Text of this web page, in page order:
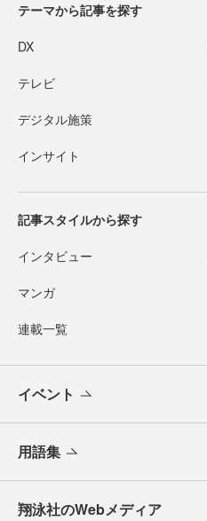
テーマから記事を探す
DX
テレビ
デジタル施策
インサイト
記事スタイルから探す
インタビュー
マンガ
連載一覧
イベント
用語集
翔泳社のWebメディア